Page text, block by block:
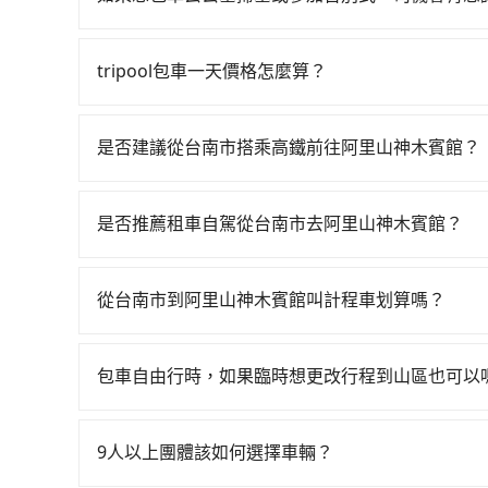
需要載運骨灰罈或在車上進行法事等作業，建議
tripool包車一天價格怎麼算？
官網一鍵查價，即時試算您包車費用，清楚透明，
是否建議從台南市搭乘高鐵前往阿里山神木賓館？
最多時有60班車次，從最早06:03到23:08，過了
280元，再用5分鐘出站、等待車站前排班的計程
臨時要叫小黃的難度是雙北大城市的20倍。縱使
與等車上，現在還不馬上來預約tripool！如果你
是否推薦租車自駕從台南市去阿里山神木賓館？
天就要來回，那在台南路邊可隨租隨借的iRent應
時40元路邊停車費用預估進去，但額外的汽車保
的車門仍未被修理，每一次租車都好像在開樂透
從台南市到阿里山神木賓館叫計程車划算嗎？
到車，也可考慮打電話至一成計程汽車行等叫車
程車，建議事先做好規劃。再加上台南市有些計
包車自由行時，如果臨時想更改行程到山區也可以
額外的費用收取。但是，這些費用會在您下訂單
9人以上團體該如何選擇車輛？